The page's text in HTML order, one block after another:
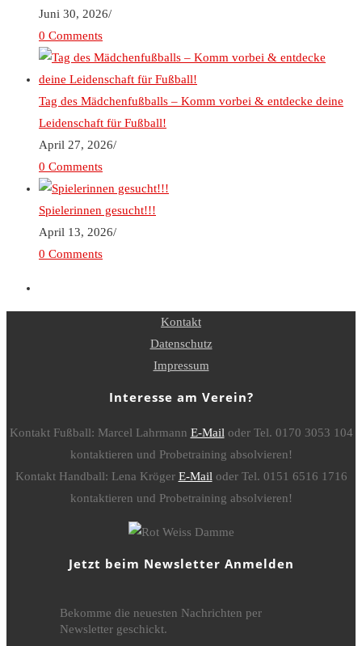
Juni 30, 2026/
0 Comments
Tag des Mädchenfußballs – Komm vorbei & entdecke deine
Leidenschaft für Fußball!
April 27, 2026/
0 Comments
Spielerinnen gesucht!!!
April 13, 2026/
0 Comments
Kontakt
Datenschutz
Impressum
Interesse am Verein?
Kontakt Fußball: Marcel Lahrmann E-Mailoder Tel. 0170 3053 104
kontaktieren und Probetraining absolvieren!
Kontakt Handball: Lena Kröger E-Mailoder Tel. 0151 6516 1716
kontaktieren und Probetraining absolvieren!
Jetzt beim Newsletter Anmelden
Bekomme die neuesten Nachrichten per
Newsletter geschickt.